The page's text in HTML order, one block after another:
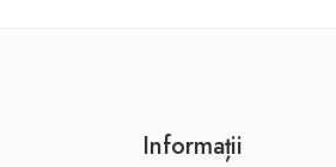
Informații